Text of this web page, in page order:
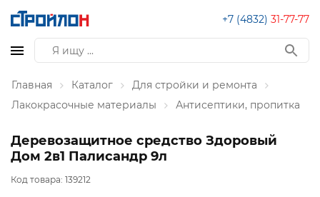
+7 (4832) 31-77-77
Главная Каталог
Для стройки и ремонта
Лакокрасочные материалы
Антисептики, пропитка
Деревозащитное средство Здоровый
Дом 2в1 Палисандр 9л
Код товара: 139212